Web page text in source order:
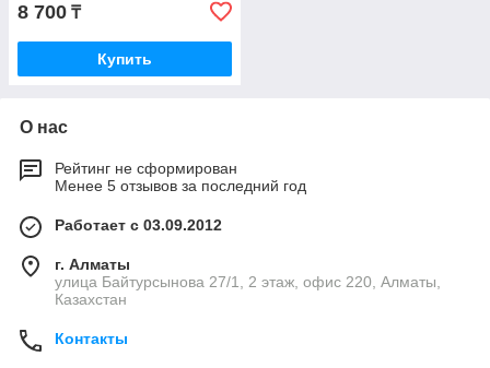
8 700 ₸
Купить
О нас
Рейтинг не сформирован
Менее 5 отзывов за последний год
Работает с 03.09.2012
г. Алматы
улица Байтурсынова 27/1, 2 этаж, офис 220, Алматы,
Казахстан
Контакты